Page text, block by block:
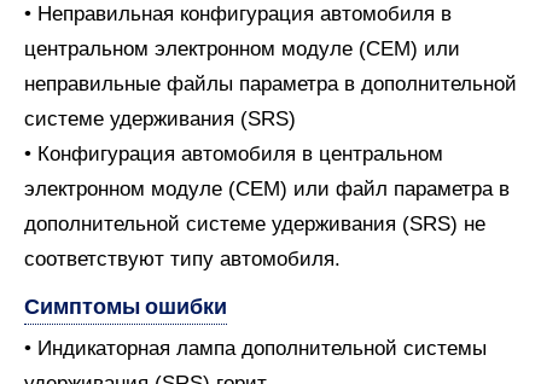
• Неправильная конфигурация автомобиля в
центральном электронном модуле (CEM) или
неправильные файлы параметра в дополнительной
системе удерживания (SRS)
• Конфигурация автомобиля в центральном
электронном модуле (CEM) или файл параметра в
дополнительной системе удерживания (SRS) не
соответствуют типу автомобиля.
Симптомы ошибки
• Индикаторная лампа дополнительной системы